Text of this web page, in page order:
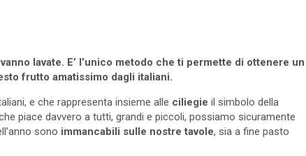
lavate. E’ l’unico metodo che ti permette di ottenere un
frutto amatissimo dagli italiani.
e che rappresenta insieme alle ciliegie il simbolo della
piace davvero a tutti, grandi e piccoli, possiamo sicuramente
sono immancabili sulle nostre tavole, sia a fine pasto